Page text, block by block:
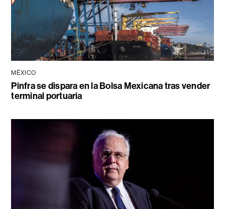
MÉXICO
Pinfra se dispara en la Bolsa Mexicana tras vender
terminal portuaria